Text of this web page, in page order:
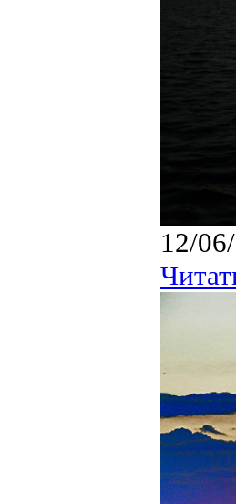
12/